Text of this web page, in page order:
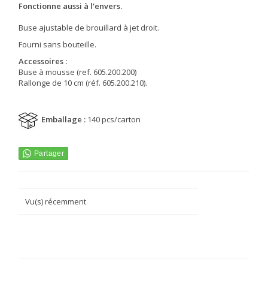
Fonctionne aussi à l'envers.
Buse ajustable de brouillard à jet droit.
Fourni sans bouteille.
Accessoires :
Buse à mousse (ref. 605.200.200)
Rallonge de 10 cm (réf. 605.200.210).
Emballage : 140 pcs/carton
Vu(s) récemment